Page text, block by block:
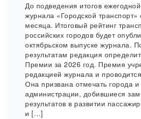
До подведения итогов
журнала «Городской транспорт»
месяца. Итоговый рейтинг
российских городов будет
октябрьском выпуске журнала.
результатам редакция
Премии за 2026 год. Премия
редакцией журнала и
Она призвана отмечать города
администрации, добившиеся
результатов в развитии
и […]